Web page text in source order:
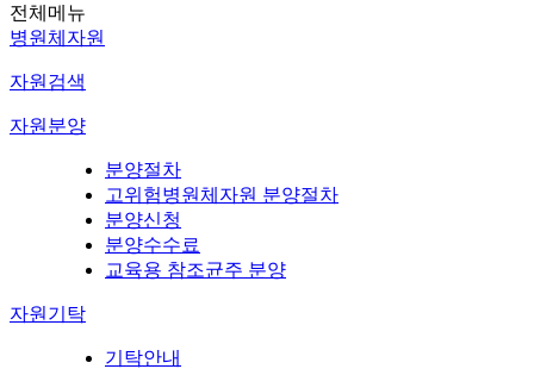
전체메뉴
병원체자원
자원검색
자원분양
분양절차
고위험병원체자원 분양절차
분양신청
분양수수료
교육용 참조균주 분양
자원기탁
기탁안내